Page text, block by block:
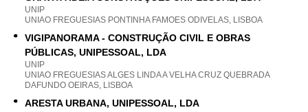
UNIP
UNIAO FREGUESIAS PONTINHA FAMOES ODIVELAS, LISBOA
VIGIPANORAMA - CONSTRUÇÃO CIVIL E OBRAS
PÚBLICAS, UNIPESSOAL, LDA
UNIP
UNIAO FREGUESIAS ALGES LINDA A VELHA CRUZ QUEBRADA
DAFUNDO OEIRAS, LISBOA
ARESTA URBANA, UNIPESSOAL, LDA